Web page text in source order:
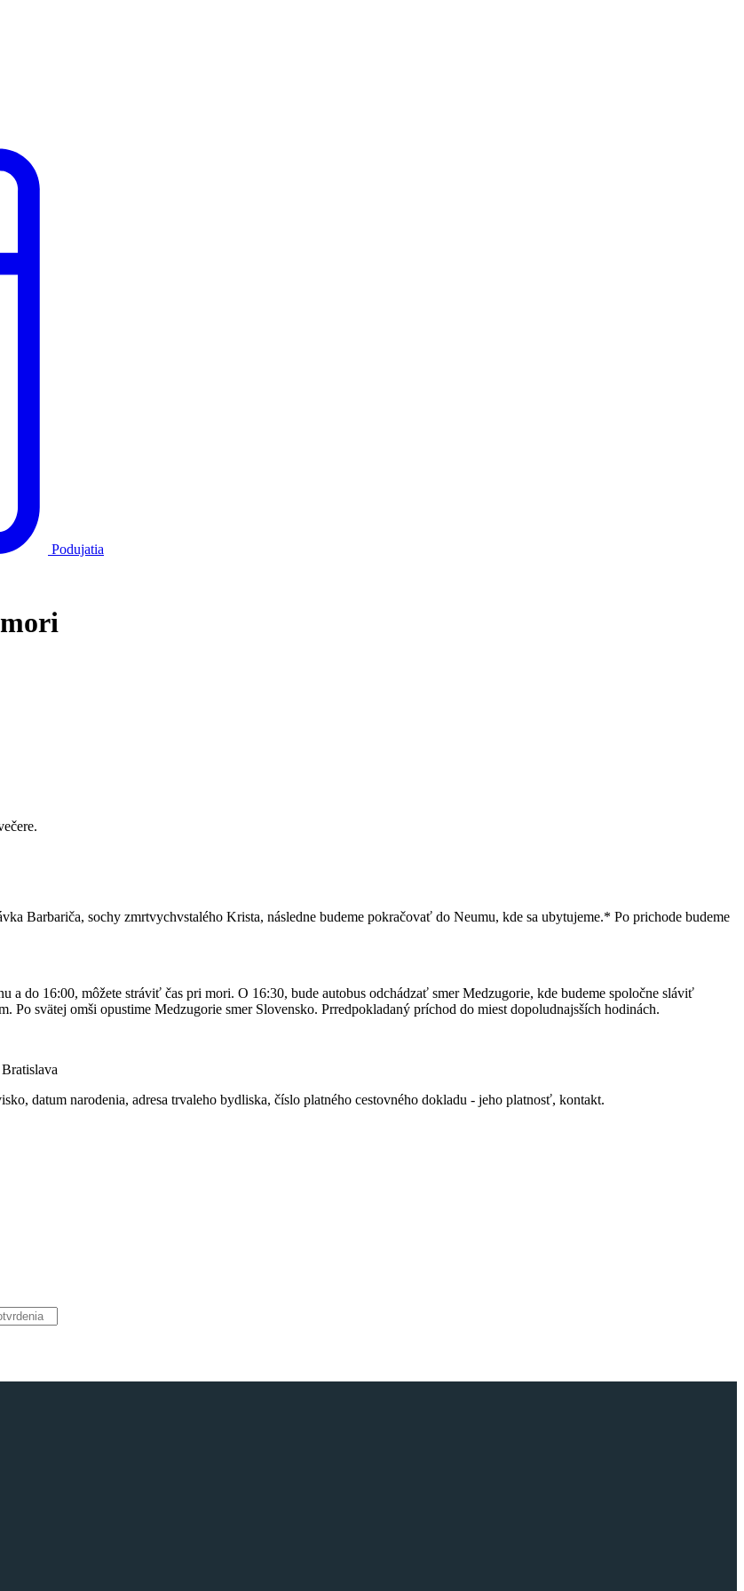
Podujatia
Barbariča, sochy zmrtvychvstalého Krista, následne budeme pokračovať do Neumu, kde sa ubytujeme.* Po prichode budeme
a do 16:00, môžete stráviť čas pri mori. O 16:30, bude autobus odchádzať smer Medzugorie, kde budeme spoločne sláviť
Po svätej omši opustime Medzugorie smer Slovensko. Prredpokladaný príchod do miest dopoludnajsších hodinách.
datum narodenia, adresa trvaleho bydliska, číslo platného cestovného dokladu - jeho platnosť, kontakt.